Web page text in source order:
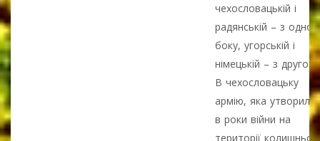
чехословацькій і
радянській – з
боку, угорській і
німецькій – з
В чехословацьку
армію, яка
в роки війни на
території